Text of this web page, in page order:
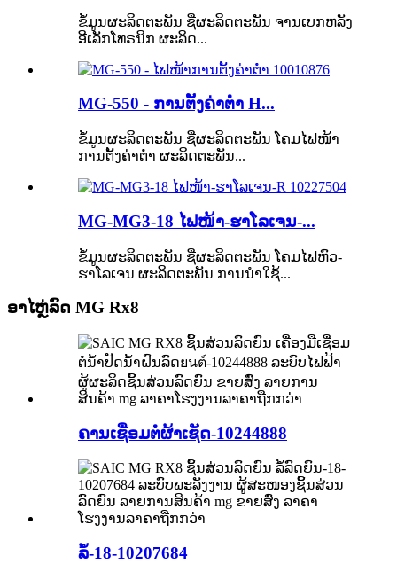
ຂໍ້ມູນຜະລິດຕະພັນ ຊື່ຜະລິດຕະພັນ ຈານເບກຫລັງ
ອີເລັກໂທຣນິກ ຜະລິດ...
MG-550 - ການຕັ້ງຄ່າຕ່ຳ H...
ຂໍ້ມູນຜະລິດຕະພັນ ຊື່ຜະລິດຕະພັນ ໂຄມໄຟໜ້າ
ການຕັ້ງຄ່າຕ່ຳ ຜະລິດຕະພັນ...
MG-MG3-18 ໄຟໜ້າ-ຮາໂລເຈນ-...
ຂໍ້ມູນຜະລິດຕະພັນ ຊື່ຜະລິດຕະພັນ ໂຄມໄຟຫົວ-
ຮາໂລເຈນ ຜະລິດຕະພັນ ການນຳໃຊ້...
ອາໄຫຼ່ລົດ MG Rx8
ຄານເຊື່ອມຕໍ່ຜ້າເຊັດ-10244888
ລໍ້-18-10207684